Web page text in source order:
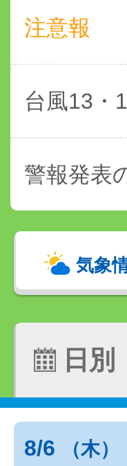
注意報
台風13・
警報発表
気象
日別
8/6 （木）